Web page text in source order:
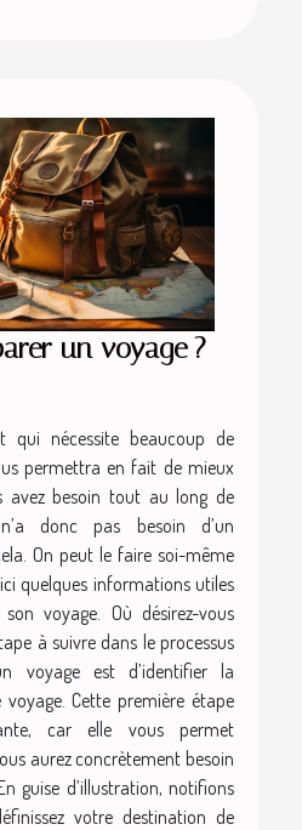
un voyage ?
qui nécessite beaucoup de
permettra en fait de mieux
avez besoin tout au long de
donc pas besoin d’un
On peut le faire soi-même
quelques informations utiles
voyage. Où désirez-vous
à suivre dans le processus
voyage est d’identifier la
Cette première étape
car elle vous permet
aurez concrètement besoin
guise d’illustration, notifions
votre destination de